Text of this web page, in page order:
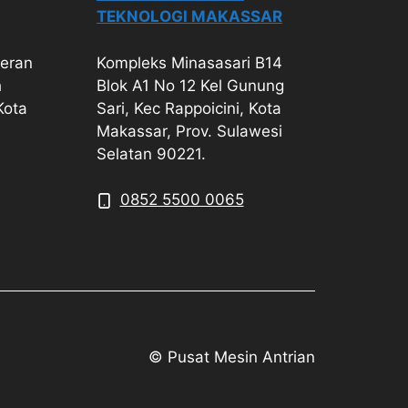
TEKNOLOGI MAKASSAR
Kompleks Minasasari B14
Blok A1 No 12 Kel Gunung
Sari, Kec Rappoicini, Kota
Makassar, Prov. Sulawesi
Selatan 90221.
0852 5500 0065
© Pusat Mesin Antrian